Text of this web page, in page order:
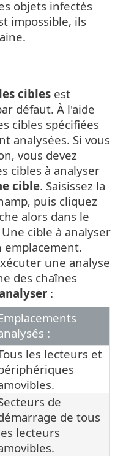
objets infectés
impossible, ils
cibles est
défaut. À l'aide
cibles spécifiées
analysées. Si vous
vous devez
cibles à analyser
cible. Saisissez la
puis cliquez
alors dans le
Une cible à analyser
une analyse
des chaînes
:
:
les lecteurs et
de
de tous
lecteurs